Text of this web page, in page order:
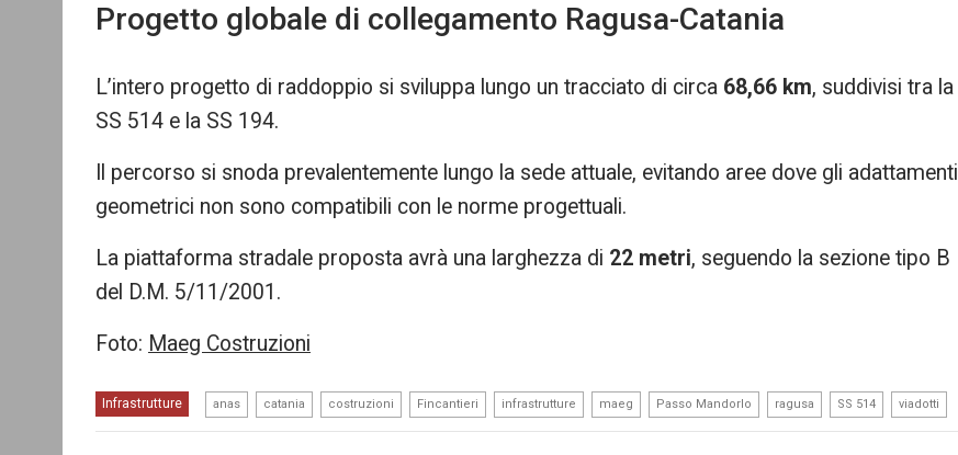
Progetto globale di collegamento Ragusa-Catania
L’intero progetto di raddoppio si sviluppa lungo un tracciato di circa 68,66 km, suddivisi tra la
SS 514 e la SS 194.
Il percorso si snoda prevalentemente lungo la sede attuale, evitando aree dove gli adattamenti
geometrici non sono compatibili con le norme progettuali.
La piattaforma stradale proposta avrà una larghezza di 22 metri, seguendo la sezione tipo B
del D.M. 5/11/2001.
Foto: Maeg Costruzioni
Infrastrutture anas catania costruzioni Fincantieri infrastrutture maeg Passo Mandorlo ragusa SS 514 viadotti